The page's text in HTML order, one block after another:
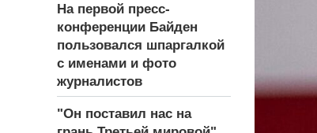
На первой пресс-
конференции Байден
пользовался шпаргалкой
с именами и фото
журналистов
"Он поставил нас на